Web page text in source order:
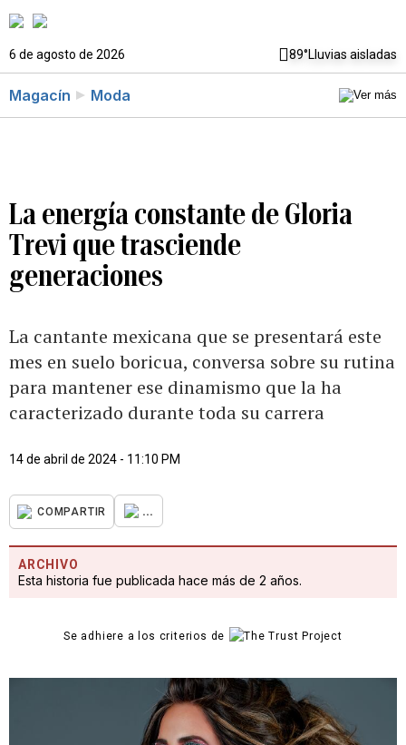
6 de agosto de 2026 89°Lluvias aisladas
Magacín Moda
La energía constante de Gloria
Trevi que trasciende
generaciones
La cantante mexicana que se presentará este
mes en suelo boricua, conversa sobre su rutina
para mantener ese dinamismo que la ha
caracterizado durante toda su carrera
14 de abril de 2024 - 11:10 PM
COMPARTIR ...
ARCHIVO
Esta historia fue publicada hace más de 2 años.
Se adhiere a los criterios de